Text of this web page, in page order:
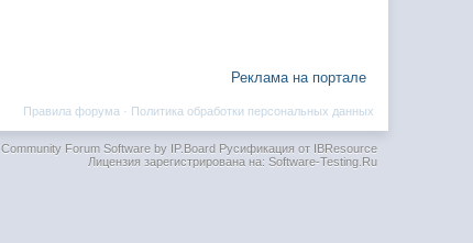
Реклама на портале
Политика обработки персональных данных
Правила форума ·
Community Forum Software by IP.BoardРусификация от IBResource
Лицензия зарегистрирована на: Software-Testing.Ru